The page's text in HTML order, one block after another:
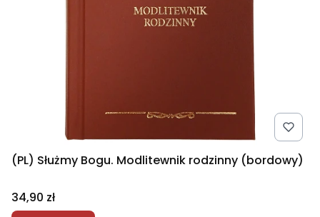
(PL) Służmy Bogu. Modlitewnik rodzinny (bordowy)
Cena
34,90 zł